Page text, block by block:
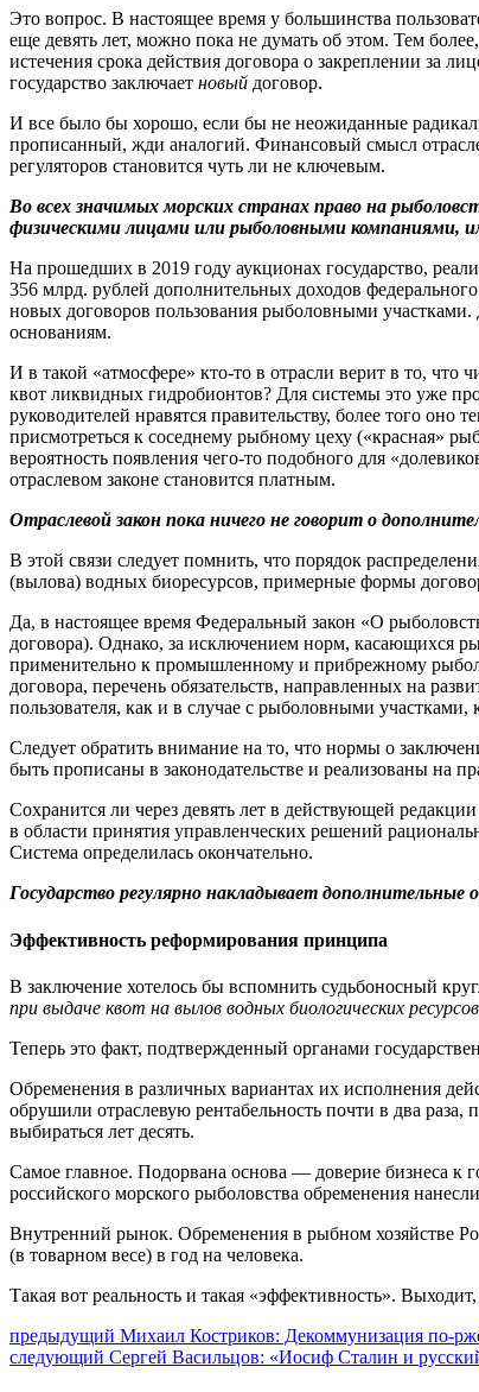
Это вопрос. В настоящее время у большинства
еще девять лет, можно пока не думать об этом. Тем
истечения срока действия договора о закреплении за
государство заключает новый договор.
И все было бы хорошо, если бы не неожиданные
прописанный, жди аналогий. Финансовый смысл
регуляторов становится чуть ли не ключевым.
Во всех значимых морских странах право на
физическими лицами или рыболовными компаниями,
На прошедших в 2019 году аукционах государство,
356 млрд. рублей дополнительных доходов
новых договоров пользования рыболовными
основаниям.
И в такой «атмосфере» кто-то в отрасли верит в то,
квот ликвидных гидробионтов? Для системы это уже
руководителей нравятся правительству, более того
присмотреться к соседнему рыбному цеху («красная»
вероятность появления чего-то подобного для
отраслевом законе становится платным.
Отраслевой закон пока ничего не говорит о
В этой связи следует помнить, что порядок
(вылова) водных биоресурсов, примерные формы
Да, в настоящее время Федеральный закон «О
договора). Однако, за исключением норм, касающихся
применительно к промышленному и прибрежному
договора, перечень обязательств, направленных на
пользователя, как и в случае с рыболовными
Следует обратить внимание на то, что нормы о
быть прописаны в законодательстве и реализованы на
Сохранится ли через девять лет в действующей
в области принятия управленческих решений
Система определилась окончательно.
Государство регулярно накладывает
Эффективность реформирования принципа
В заключение хотелось бы вспомнить судьбоносный
при выдаче квот на вылов водных биологических ресурсов
Теперь это факт, подтвержденный органами
Обременения в различных вариантах их исполнения
обрушили отраслевую рентабельность почти в два
выбираться лет десять.
Самое главное. Подорвана основа — доверие бизнеса
российского морского рыболовства обременения
Внутренний рынок. Обременения в рыбном хозяйстве
(в товарном весе) в год на человека.
Такая вот реальность и такая «эффективность».
Навигация
по
предыдущий Предыдущий
пост:
Михаил Костриков: Декоммунизация по-
следующий Следующее
Сергей Васильцов: «Иосиф Сталин и